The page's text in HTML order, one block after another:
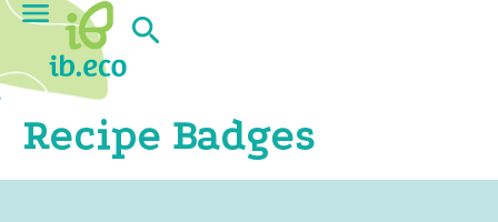
Recipe Badges